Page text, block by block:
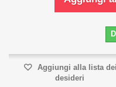
Aggiungi alla lista dei
desideri